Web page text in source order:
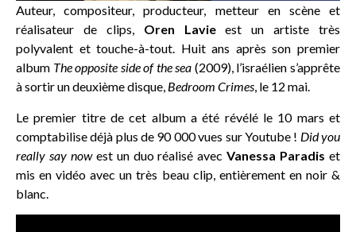
Auteur, compositeur, producteur, metteur en scène et
réalisateur de clips, Oren Lavieest un artiste très
polyvalent et touche-à-tout. Huit ans après son premier
album The opposite side of the sea (2009), l’israélien s’apprête
à sortir un deuxième disque, Bedroom Crimes, le 12 mai.
Le premier titre de cet album a été révélé le 10 mars et
comptabilise déjà plus de 90 000 vues sur Youtube ! Did you
really say nowest un duo réalisé avecVanessa Paradis et
mis en vidéo avec un très beau clip, entièrement en noir &
blanc.